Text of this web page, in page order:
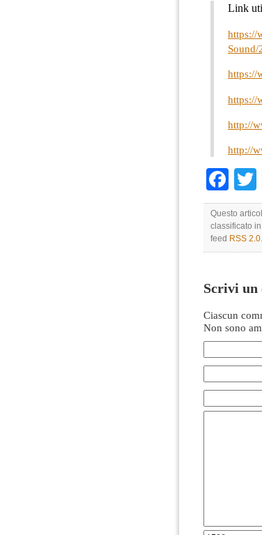
Link
https://
https://
https://
http://
http://
Questo
classificato in
feed RSS 2.0
Scrivi un
Ciascun
Non sono